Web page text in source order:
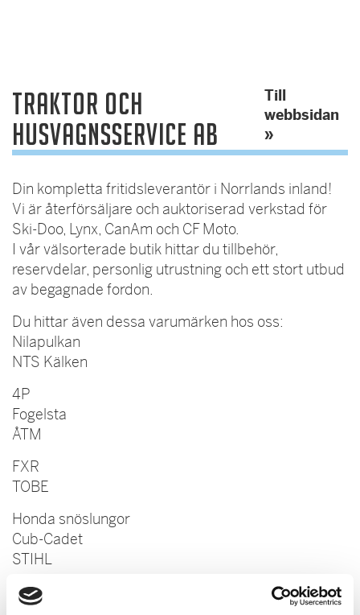
Traktor och
Husvagnsservice AB
Till
webbsidan
»
Din kompletta fritidsleverantör i Norrlands inland!
Vi är återförsäljare och auktoriserad verkstad för
Ski-Doo, Lynx, CanAm och CF Moto.
I vår välsorterade butik hittar du tillbehör,
reservdelar, personlig utrustning och ett stort utbud
av begagnade fordon.
Du hittar även dessa varumärken hos oss:
Nilapulkan
NTS Kälken
4P
Fogelsta
ÅTM
FXR
TOBE
Honda snöslungor
Cub-Cadet
STIHL